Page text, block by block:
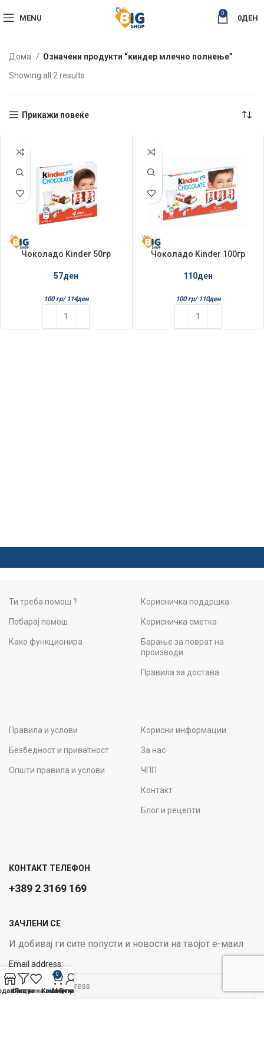
MENU
0
0ДЕН
Дома
Означени продукти “киндер млечно полнење”
Showing all 2 results
Прикажи повеќе
Чоколадо Kinder 50гр
57ден
100 гр/ 114ден
Чоколадо Kinder 100гр
110ден
100 гр/ 110ден
Ти треба помош ?
Побарај помош
Како функционира
Корисничка поддршка
Корисничка сметка
Барање за поврат на
производи
Правила за достава
Правила и услови
Безбедност и приватност
Општи правила и услови
Корисни информации
За нас
ЧПП
Контакт
Блог и рецепти
КОНТАКТ ТЕЛЕФОН
+389 2 3169 169
ЗАЧЛЕНИ СЕ
И добивај ги сите попусти и новости на твојот е-маил
Email address:
Филтри
Листа на желби
0
Кошничка
Мој профил